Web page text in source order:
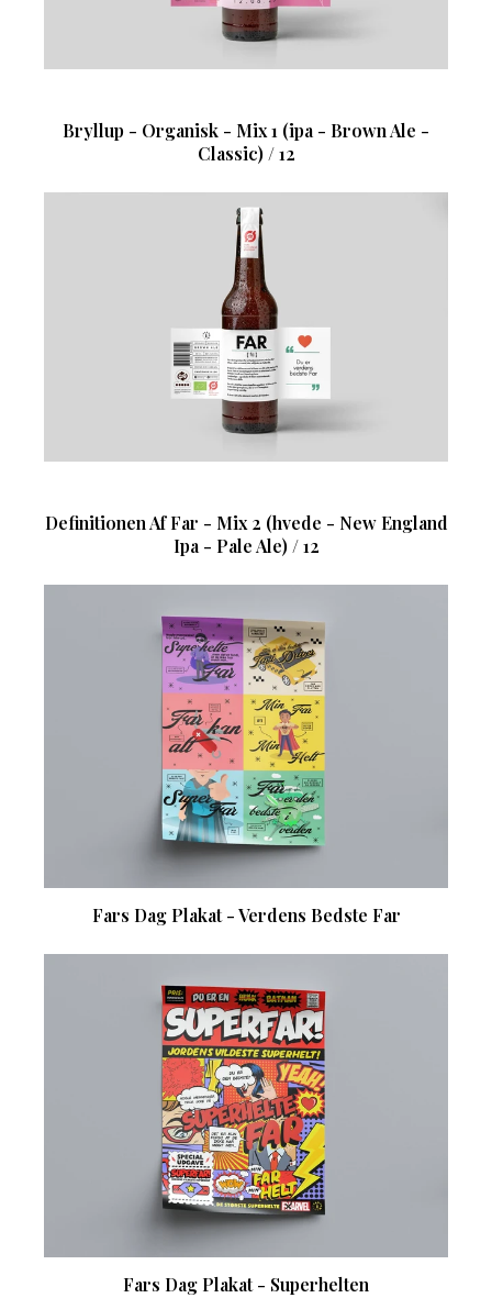
Bryllup - Organisk - Mix 1 (ipa - Brown Ale -
Classic) / 12
Definitionen Af Far - Mix 2 (hvede - New England
Ipa - Pale Ale) / 12
Fars Dag Plakat - Verdens Bedste Far
Fars Dag Plakat - Superhelten